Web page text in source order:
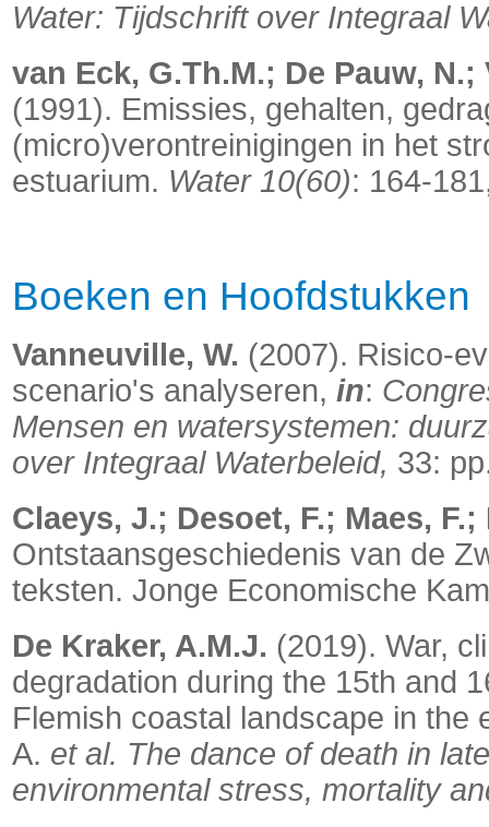
Water: Tijdschrift over Integraal
van Eck, G.Th.M.; De Pauw,
(1991). Emissies, gehalten,
(micro)verontreinigingen in het
estuarium. Water 10(60): 164-
Boeken en Hoofdstukken
Vanneuville, W. (2007). Risico-
scenario's analyseren, in:
Mensen en watersystemen:
over Integraal Waterbeleid, 33:
Claeys, J.; Desoet, F.; Maes,
Ontstaansgeschiedenis van de
teksten. Jonge Economische
De Kraker, A.M.J. (2019). War,
degradation during the 15th and
Flemish coastal landscape in
A. et al. The dance of death in
environmental stress, mortality